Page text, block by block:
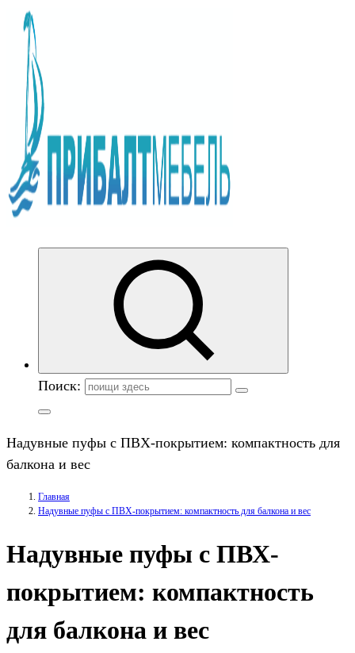
Поиск:
Надувные пуфы с ПВХ-покрытием: компактность для
балкона и вес
Главная
Надувные пуфы с ПВХ-покрытием: компактность для балкона и вес
Надувные пуфы с ПВХ-
покрытием: компактность
для балкона и вес